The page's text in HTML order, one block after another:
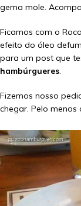
gema mole.
Ficamos com o
efeito do óleo
para um post que
hambúrgueres
Fizemos nosso
chegar. Pelo menos